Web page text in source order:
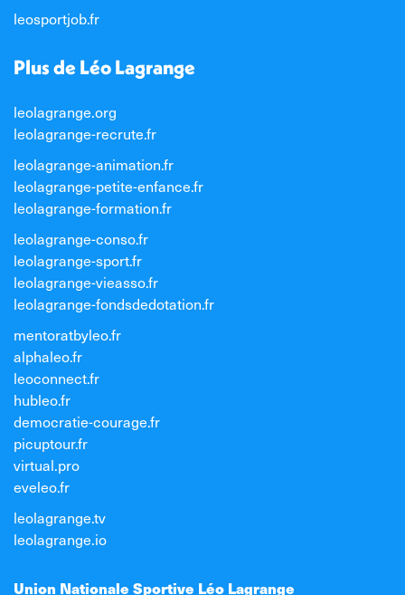
leosportjob.fr
Plus de Léo Lagrange
leolagrange.org
leolagrange-recrute.fr
leolagrange-animation.fr
leolagrange-petite-enfance.fr
leolagrange-formation.fr
leolagrange-conso.fr
leolagrange-sport.fr
leolagrange-vieasso.fr
leolagrange-fondsdedotation.fr
mentoratbyleo.fr
alphaleo.fr
leoconnect.fr
hubleo.fr
democratie-courage.fr
picuptour.fr
virtual.pro
eveleo.fr
leolagrange.tv
leolagrange.io
Union Nationale Sportive Léo Lagrange